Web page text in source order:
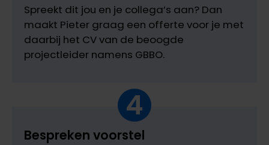
Spreekt dit jou en je collega’s aan? Dan
maakt Pieter graag een offerte voor je met
daarbij het CV van de beoogde
projectleider namens GBBO.
4
Bespreken voorstel